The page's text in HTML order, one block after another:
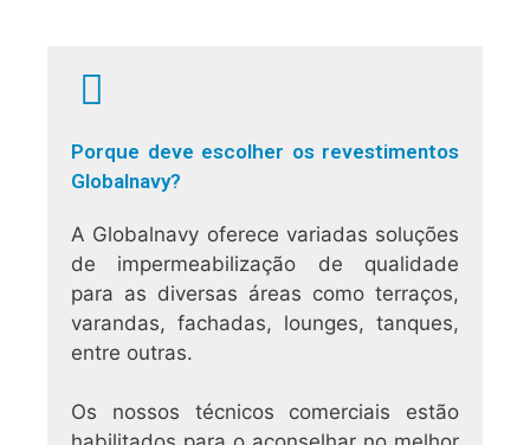
Porque deve escolher os revestimentos
Globalnavy?
A Globalnavy oferece variadas soluções
de impermeabilização de qualidade
para as diversas áreas como terraços,
varandas, fachadas, lounges, tanques,
entre outras.
Os nossos técnicos comerciais estão